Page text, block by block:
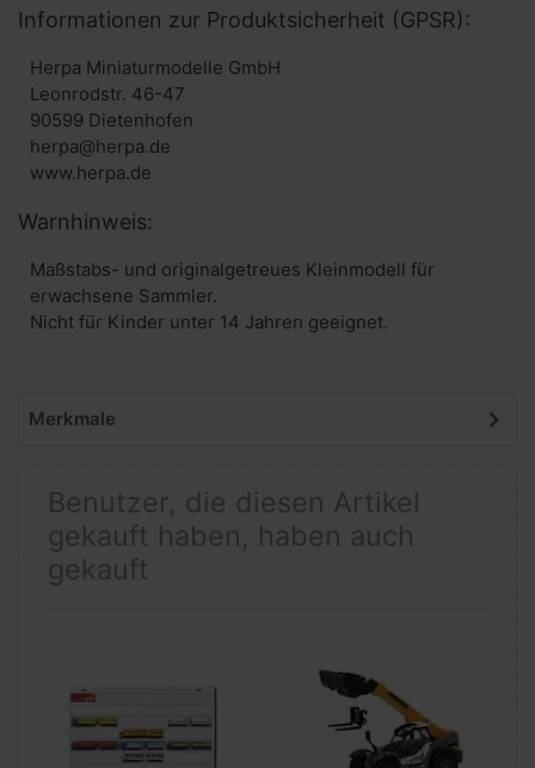
Informationen zur Produktsicherheit (GPSR):
Herpa Miniaturmodelle GmbH
Leonrodstr. 46-47
90599 Dietenhofen
herpa@herpa.de
www.herpa.de
Warnhinweis:
Maßstabs- und originalgetreues Kleinmodell für
erwachsene Sammler.
Nicht für Kinder unter 14 Jahren geeignet.
Merkmale
Benutzer, die diesen Artikel
gekauft haben, haben auch
gekauft